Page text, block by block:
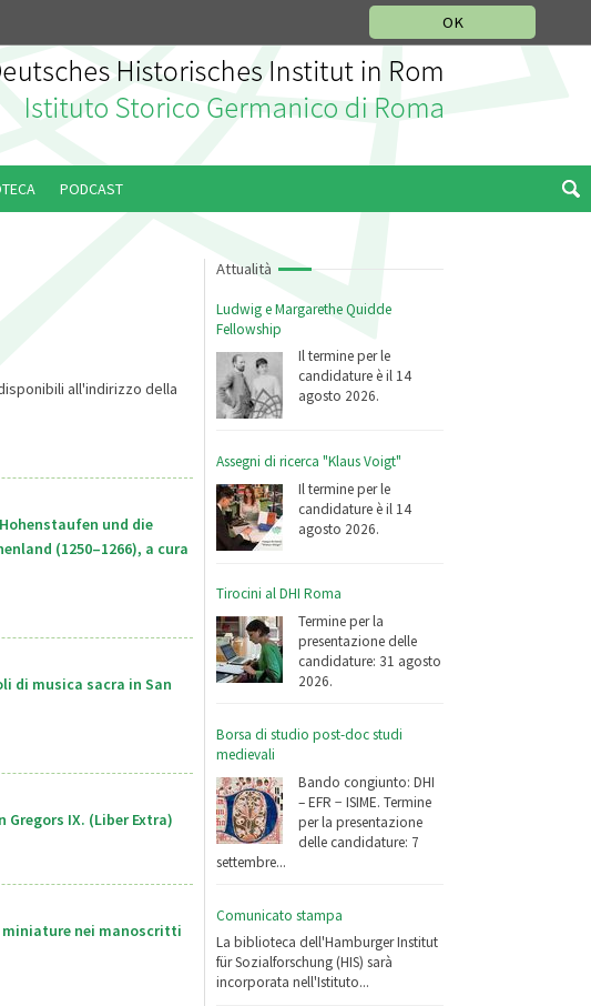
OK
Attualità
Ludwig e Margarethe Quidde
Fellowship
Il termine per le
candidature è il 14
agosto 2026.
Assegni di ricerca "Klaus Voigt"
Il termine per le
candidature è il 14
agosto 2026.
Tirocini al DHI Roma
Termine per la
presentazione delle
candidature: 31 agosto
2026.
Borsa di studio post-doc studi
medievali
Bando congiunto: DHI
– EFR − ISIME. Termine
per la presentazione
delle candidature: 7
settembre...
Comunicato stampa
La biblioteca dell'Hamburger Institut
für Sozialforschung (HIS) sarà
incorporata nell'Istituto...
all'indirizzo della
und die
(1250–1266), a cura
di musica sacra in San
Gregors IX. (Liber Extra)
miniature nei manoscritti
PODCAST